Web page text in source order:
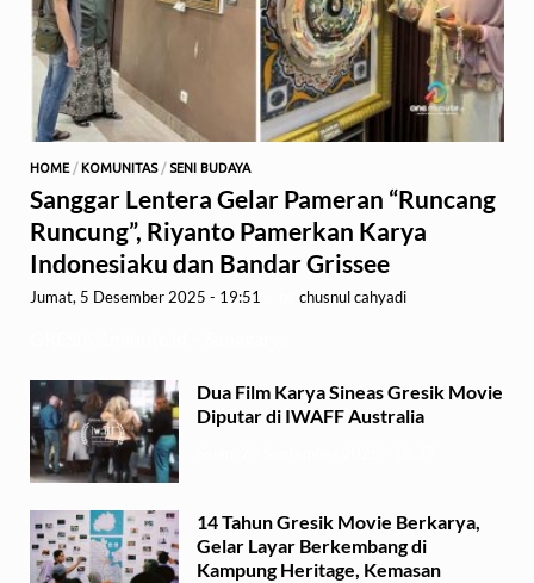
HOME / KOMUNITAS/ SENI BUDAYA
Sanggar Lentera Gelar Pameran “Runcang
Runcung”, Riyanto Pamerkan Karya
Indonesiaku dan Bandar Grissee
Jumat, 5 Desember 2025 - 19:51 chusnul cahyadi
Dua Film Karya Sineas Gresik Movie
Diputar di IWAFF Australia
14 Tahun Gresik Movie Berkarya,
Gelar Layar Berkembang di
Kampung Heritage, Kemasan